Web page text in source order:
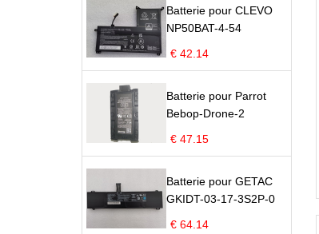
Batterie pour CLEVO
NP50BAT-4-54
€ 42.14
Batterie pour Parrot
Bebop-Drone-2
€ 47.15
Batterie pour GETAC
GKIDT-03-17-3S2P-0
€ 64.14